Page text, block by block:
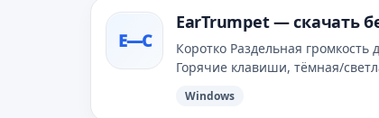
E—С
EarTrumpet — скачать
Коротко Раздельная
Горячие клавиши, тёмная/
Windows